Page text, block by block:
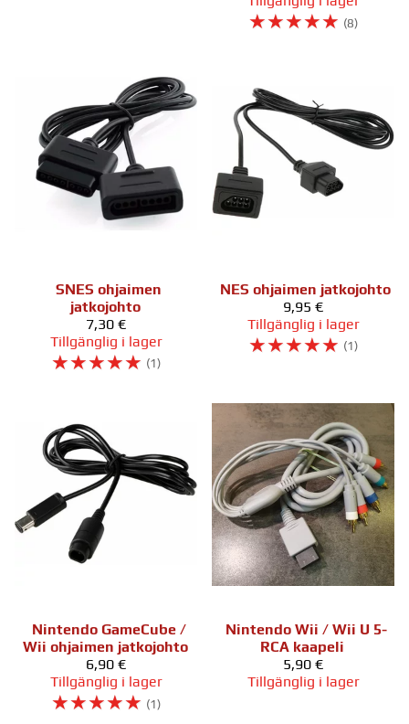
☆☆☆☆☆ (8)
SNES ohjaimen
jatkojohto
7,30 €
Tillgänglig i lager
☆☆☆☆☆ (1)
NES ohjaimen jatkojohto
9,95 €
Tillgänglig i lager
☆☆☆☆☆ (1)
Nintendo GameCube /
Wii ohjaimen jatkojohto
6,90 €
Tillgänglig i lager
☆☆☆☆☆ (1)
Nintendo Wii / Wii U 5-
RCA kaapeli
5,90 €
Tillgänglig i lager